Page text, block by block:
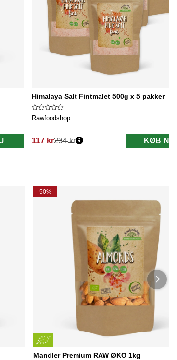
Himalaya Salt Fintmalet 500g x 5 pakker
Rawfoodshop
117 kr
Normalpris:
234 kr KØB NU
50%
Mandler Premium RAW ØKO 1kg